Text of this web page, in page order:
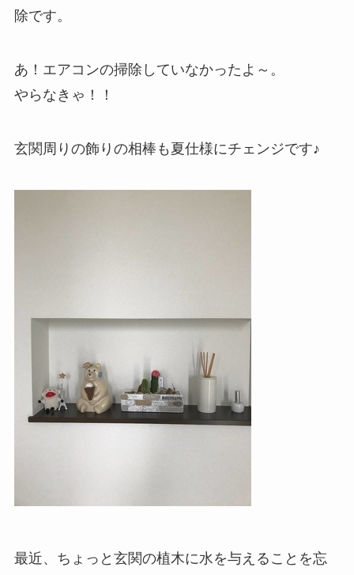
除です。
あ！エアコンの掃除していなかったよ～。
やらなきゃ！！
玄関周りの飾りの相棒も夏仕様にチェンジです♪
最近、ちょっと玄関の植木に水を与えることを忘